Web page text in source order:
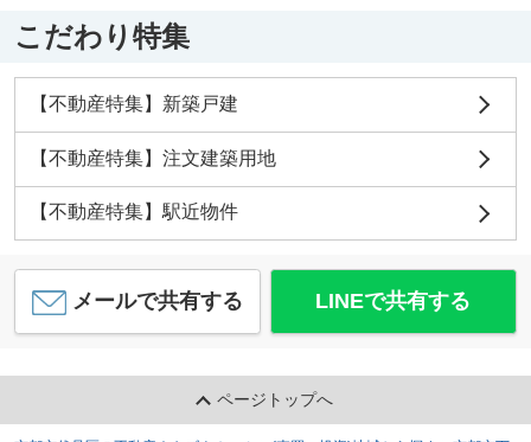
こだわり特集
【不動産特集】新築戸建
【不動産特集】注文建築用地
【不動産特集】駅近物件
メールで共有する LINEで共有する
ページトップへ